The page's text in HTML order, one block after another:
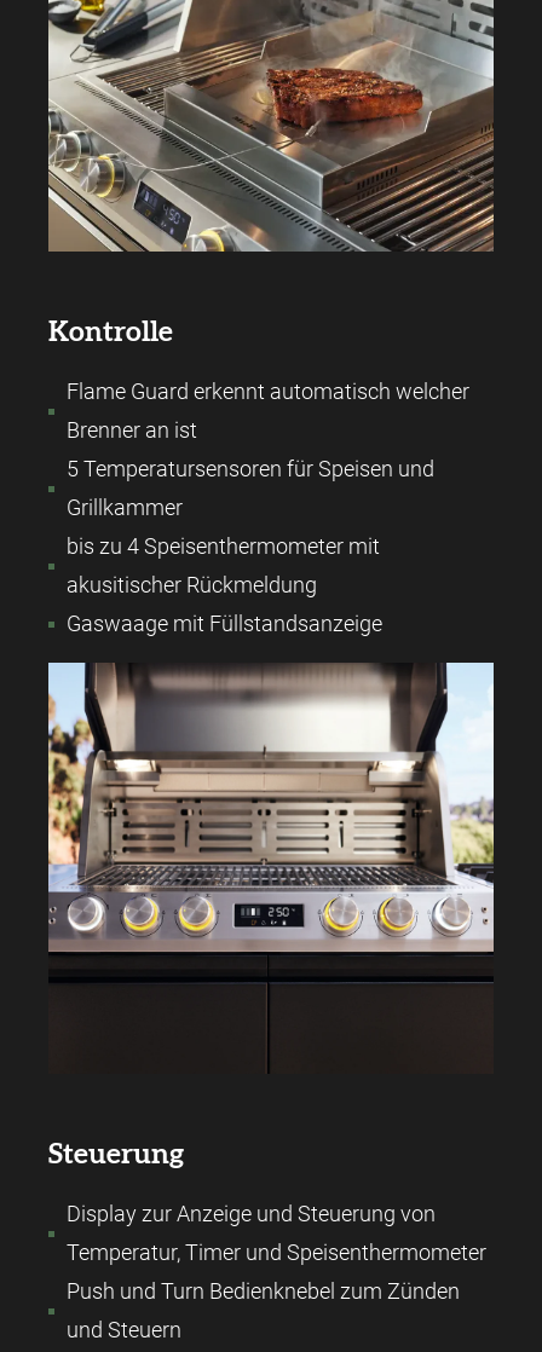
Kontrolle
Flame Guard erkennt automatisch welcher
Brenner an ist
5 Temperatursensoren für Speisen und
Grillkammer
bis zu 4 Speisenthermometer mit
akusitischer Rückmeldung
Gaswaage mit Füllstandsanzeige
Steuerung
Display zur Anzeige und Steuerung von
Temperatur, Timer und Speisenthermometer
Push und Turn Bedienknebel zum Zünden
und Steuern